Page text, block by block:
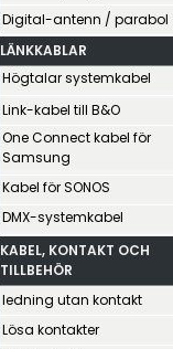
Digital-antenn / parabol
LÄNKKABLAR
Högtalar systemkabel
Link-kabel till B&O
One Connect kabel för
Samsung
Kabel för SONOS
DMX-systemkabel
KABEL, KONTAKT OCH
TILLBEHÖR
ledning utan kontakt
Lösa kontakter